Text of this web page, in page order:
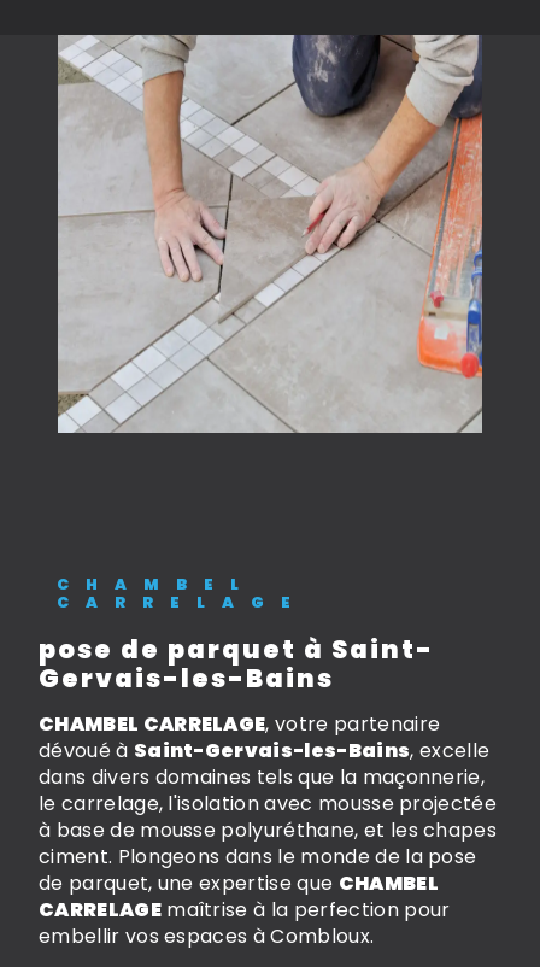
CHAMBEL
CARRELAGE
pose de parquet à Saint-
Gervais-les-Bains
CHAMBEL CARRELAGE, votre partenaire
dévoué à Saint-Gervais-les-Bains, excelle
dans divers domaines tels que la maçonnerie,
le carrelage, l'isolation avec mousse projectée
à base de mousse polyuréthane, et les chapes
ciment. Plongeons dans le monde de la pose
de parquet, une expertise que CHAMBEL
CARRELAGEmaîtrise à la perfection pour
embellir vos espaces à Combloux.